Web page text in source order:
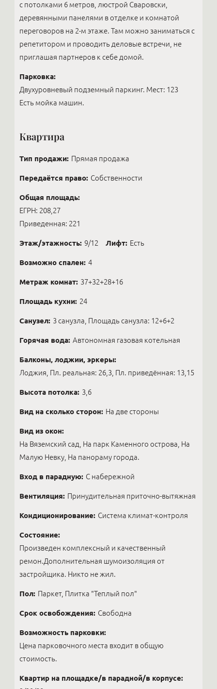
с потолками 6 метров, люстрой Сваровски,
деревянными панелями в отделке и комнатой
переговоров на 2-м этаже. Там можно заниматься с
репетитором и проводить деловые встречи, не
приглашая партнеров к себе домой.
Парковка:
Двухуровневый подземный паркинг. Мест: 123
Есть мойка машин.
Квартира
Тип продажи: Прямая продажа
Передаётся право: Собственности
Общая площадь:
ЕГРН: 208,27
Приведенная: 221
Этаж/этажность: 9/12 Лифт: Есть
Возможно спален: 4
Метраж комнат: 37+32+28+16
Площадь кухни: 24
Санузел: 3 санузла, Площадь санузла: 12+6+2
Горячая вода: Автономная газовая котельная
Балконы, лоджии, эркеры:
Лоджия, Пл. реальная: 26,3, Пл. приведённая: 13,15
Высота потолка: 3,6
Вид на сколько сторон: На две стороны
Вид из окон:
На Вяземский сад, На парк Каменного острова, На
Малую Невку, На панораму города.
Вход в парадную: С набережной
Вентиляция: Принудительная приточно-вытяжная
Кондиционирование: Система климат-контроля
Состояние:
Произведен комплексный и качественный
ремон.Дополнительная шумоизоляция от
застройщика. Никто не жил.
Пол: Паркет, Плитка "Теплый пол"
Срок освобождения: Свободна
Возможность парковки:
Цена парковочного места входит в общую
стоимость.
Квартир на площадке/в парадной/в корпусе: